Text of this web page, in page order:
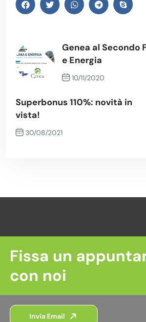
Genea al Secondo
e Energia
10/11/2020
Superbonus 110%: novità in
vista!
30/08/2021
Fissa un
con noi
Invia Email